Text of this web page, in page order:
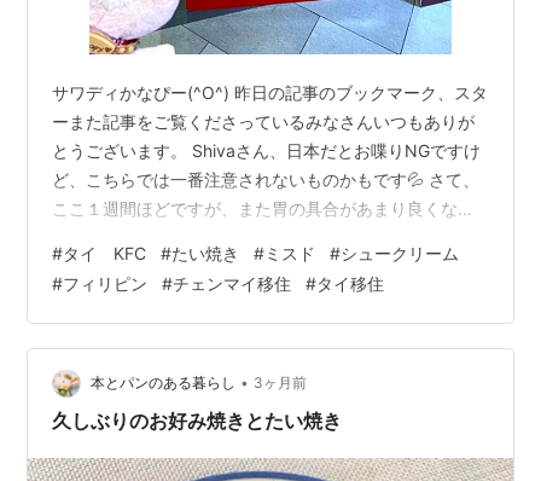
サワディかなぴー(^O^) 昨日の記事のブックマーク、スタ
ーまた記事をご覧くださっているみなさんいつもありが
とうございます。 Shivaさん、日本だとお喋りNGですけ
ど、こちらでは一番注意されないものかもです💦 さて、
ここ１週間ほどですが、また胃の具合があまり良くなく
しています。 決して食欲がなくて、食べ物は見たくない
という状態ではなく、むしろ食べたいのに食べると具合
が悪くなるから我慢しているという状態ですΣ(￣ロ￣lll)
ｶﾞｰﾝ そんなわけで、おいしそうな物を見かけると思わず
足が止まります。 KFCにチーズ🧀よ～(≧∇≦) by かなぴ
ー …
#タイ KFC #たい焼き #ミスド #シュークリーム
#フィリピン #チェンマイ移住 #タイ移住
本とパンのある暮らし • 3ヶ月前
久しぶりのお好み焼きとたい焼き